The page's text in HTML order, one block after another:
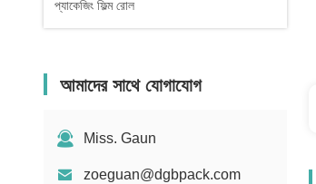
প্যাকেজিং ফিল্ম রোল
আমাদের সাথে যোগাযোগ
Miss. Gaun
zoeguan@dgbpack.com